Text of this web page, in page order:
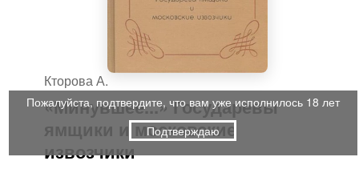
Кторова А.
«Минувшее...» Государевы
ямщики и московские
извозчики
Пожалуйста, подтвердите, что вам уже исполнилось 18 лет
Подтверждаю